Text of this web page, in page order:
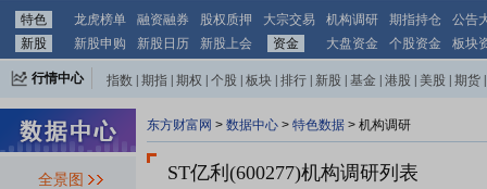
特色 龙虎榜单 融资融券 股权质押 大宗交易 机构调研 期指持仓
公告
新股
新股申购 新股日历 新股上会 资金 大盘资金 个股资金 板块
行情中心 指数 期指 期权 个股 板块 排行 新股 基金 港股 美股 期货
全景图
东方财富网 > 数据中心 > 特色数据 > 机构调研
ST亿利(600277)机构调研列表